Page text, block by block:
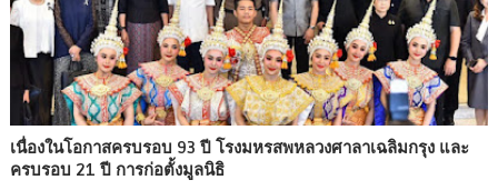
เนื่องในโอกาสครบรอบ 93 ปี โรงมหรสพหลวงศาลาเฉลิมกรุง และ
ครบรอบ 21 ปี การก่อตั้งมูลนิธิ